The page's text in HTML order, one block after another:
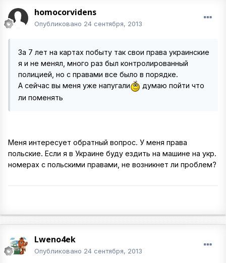
homocorvidens
Опубликовано 24 сентября, 2013
За 7 лет на картах побыту так свои права украинские
я и не менял, много раз был контролированный
полицией, но с правами все было в порядке.
А сейчас вы меня уже напугали
думаю пойти что
ли поменять
Меня интересует обратный вопрос. У меня права
польские. Если я в Украине буду ездить на машине на укр.
номерах с польскими правами, не возникнет ли проблем?
Lweno4ek
Опубликовано 24 сентября, 2013